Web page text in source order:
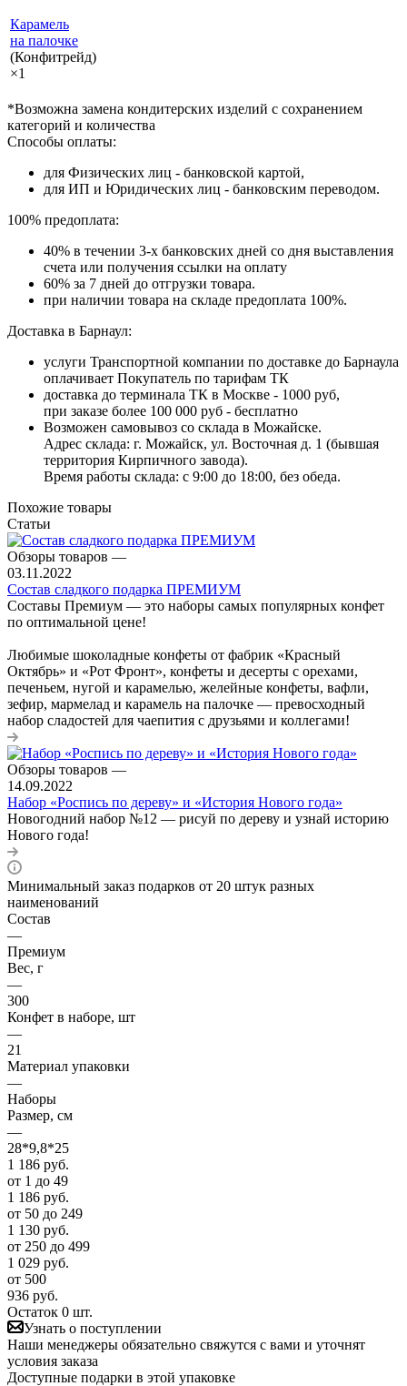
Карамель
на палочке
(Конфитрейд)
×1
*Возможна замена кондитерских изделий с сохранением
категорий и количества
Способы оплаты:
для Физических лиц - банковской картой,
для ИП и Юридических лиц - банковским переводом.
100% предоплата:
40% в течении 3-х банковских дней со дня выставления
счета или получения ссылки на оплату
60% за 7 дней до отгрузки товара.
при наличии товара на складе предоплата 100%.
Доставка в Барнаул:
услуги Транспортной компании по доставке до Барнаула
оплачивает Покупатель по тарифам ТК
доставка до терминала ТК в Москве - 1000 руб,
при заказе более 100 000 руб - бесплатно
Возможен самовывоз со склада в Можайске.
Адрес склада: г. Можайск, ул. Восточная д. 1 (бывшая
территория Кирпичного завода).
Время работы склада: с 9:00 до 18:00, без обеда.
Похожие товары
Статьи
Обзоры товаров —
03.11.2022
Состав сладкого подарка ПРЕМИУМ
Составы Премиум — это наборы самых популярных конфет
по оптимальной цене!
Любимые шоколадные конфеты от фабрик «Красный
Октябрь» и «Рот Фронт», конфеты и десерты с орехами,
печеньем, нугой и карамелью, желейные конфеты, вафли,
зефир, мармелад и карамель на палочке — превосходный
набор сладостей для чаепития с друзьями и коллегами!
Обзоры товаров —
14.09.2022
Набор «Роспись по дереву» и «История Нового года»
Новогодний набор №12 — рисуй по дереву и узнай историю
Нового года!
Минимальный заказ подарков от 20 штук разных
наименований
Состав
—
Премиум
Вес, г
—
300
Конфет в наборе, шт
—
21
Материал упаковки
—
Наборы
Размер, см
—
28*9,8*25
1 186 руб.
от 1 до 49
1 186 руб.
от 50 до 249
1 130 руб.
от 250 до 499
1 029 руб.
от 500
936 руб.
Остаток 0 шт.
Узнать о поступлении
Наши менеджеры обязательно свяжутся с вами и уточнят
условия заказа
Доступные подарки в этой упаковке